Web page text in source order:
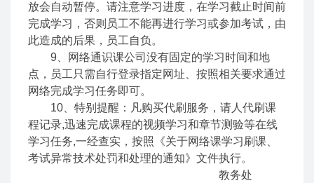
放会自动暂停。请注意学习进度，在学习截止时间前
完成学习，否则员工不能再进行学习或参加考试，由
此造成的后果，员工自负。
9、网络通识课公司没有固定的学习时间和地
点，员工只需自行登录指定网址、按照相关要求通过
网络完成学习任务即可。
10、特别提醒：凡购买代刷服务，请人代刷课
程记录,迅速完成课程的视频学习和章节测验等在线
学习任务,一经查实，按照《关于网络课学习刷课、
考试异常技术处罚和处理的通知》文件执行。
教务处